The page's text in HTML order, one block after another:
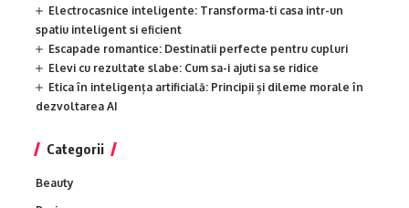
Electrocasnice inteligente: Transforma-ti casa intr-un
spatiu inteligent si eficient
Escapade romantice: Destinatii perfecte pentru cupluri
Elevi cu rezultate slabe: Cum sa-i ajuti sa se ridice
Etica în inteligența artificială: Principii și dileme morale în
dezvoltarea AI
Categorii
Beauty